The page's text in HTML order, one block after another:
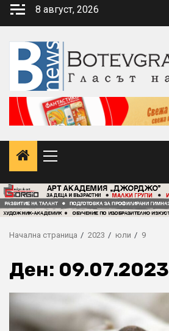
Skip
8 август, 2026
Primary
Начална страница 2023 юли 9
Ден: 09.07.2023